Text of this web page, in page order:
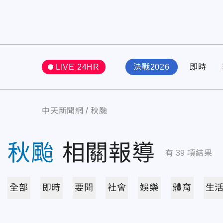
LIVE 24HR 決戰2026 即時
中天新聞網 秋颱
秋颱 相關報導 有 39 項結果
全部 即時 要聞 社會 娛樂 體育 生